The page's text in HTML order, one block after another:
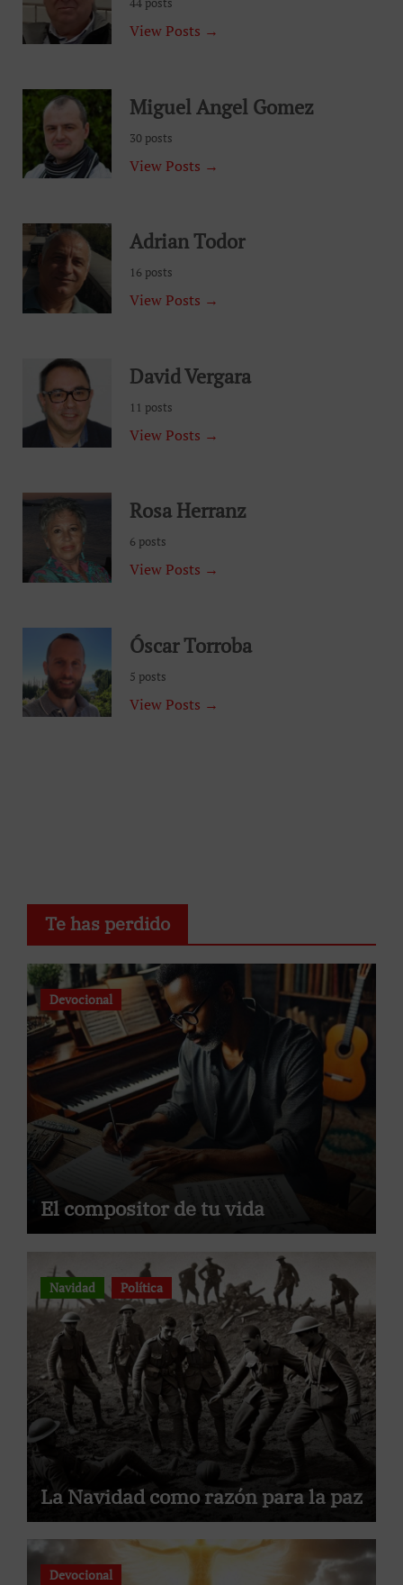
44 posts
View Posts →
Miguel Angel Gomez
30 posts
View Posts →
Adrian Todor
16 posts
View Posts →
David Vergara
11 posts
View Posts →
Rosa Herranz
6 posts
View Posts →
Óscar Torroba
5 posts
View Posts →
Te has perdido
Devocional
El compositor de tu vida
Navidad Política
La Navidad como razón para la paz
Devocional